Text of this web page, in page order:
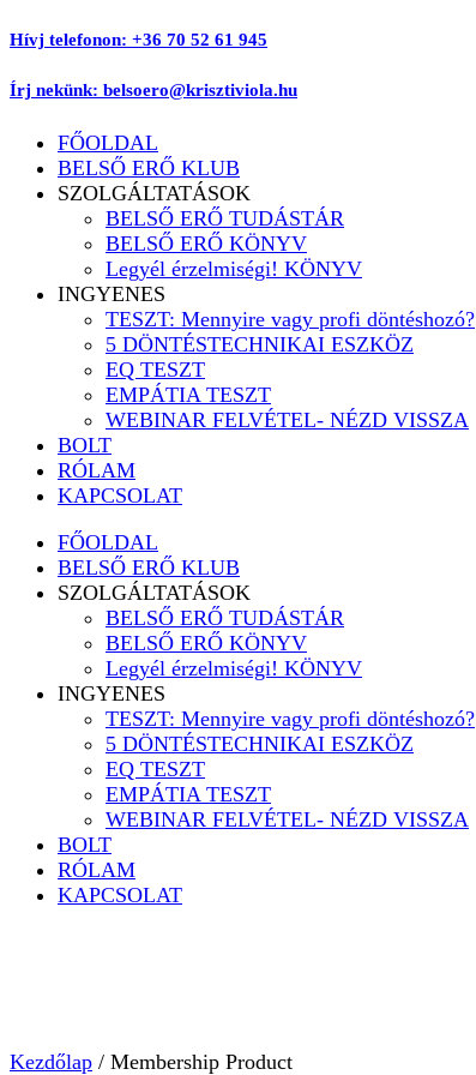
Ugrás
tartalomhoz
Hívj telefonon: +36 70 52 61 945
Írj nekünk: belsoero@krisztiviola.hu
FŐOLDAL
BELSŐ ERŐ KLUB
SZOLGÁLTATÁSOK
BELSŐ ERŐ TUDÁSTÁR
BELSŐ ERŐ KÖNYV
Legyél érzelmiségi! KÖNYV
INGYENES
TESZT: Mennyire vagy profi döntéshozó?
5 DÖNTÉSTECHNIKAI ESZKÖZ
EQ TESZT
EMPÁTIA TESZT
WEBINAR FELVÉTEL- NÉZD VISSZA
BOLT
RÓLAM
KAPCSOLAT
FŐOLDAL
BELSŐ ERŐ KLUB
SZOLGÁLTATÁSOK
BELSŐ ERŐ TUDÁSTÁR
BELSŐ ERŐ KÖNYV
Legyél érzelmiségi! KÖNYV
INGYENES
TESZT: Mennyire vagy profi döntéshozó?
5 DÖNTÉSTECHNIKAI ESZKÖZ
EQ TESZT
EMPÁTIA TESZT
WEBINAR FELVÉTEL- NÉZD VISSZA
BOLT
RÓLAM
KAPCSOLAT
Kezdőlap / Membership Product